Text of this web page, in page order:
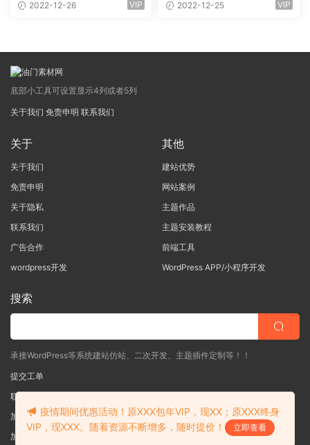
2022-12-26 VIP 2022-12-25 VIP
底部小工具可设置显示4列或者5列
关于我们 免责申明 联系我们
关于
关于我们
免责申明
关于隐私
联系我们
广告合作
wordpress开发
其他
建站优势
网站案例
主题作品
主题安装教程
前端工具
WordPress APP/小程序开发
搜索
承接WordPress等系统建站仿站、二次开发、主题插件定制等！！
提交工单
联系客服
加入QQ一群（验证: mobantu）
加入QQ二群
疫情期间优惠活动！原XXX包年VIP，现XX；原XXX终身
VIP，现XXX。随着资源不断增多，随时提价！
立即查看